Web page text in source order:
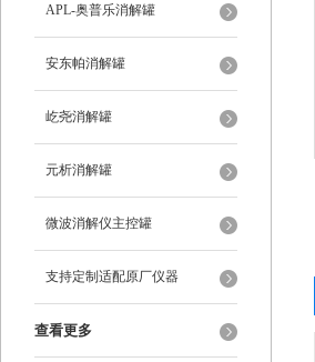
APL-奥普乐消解罐
安东帕消解罐
屹尧消解罐
元析消解罐
微波消解仪主控罐
支持定制适配原厂仪器
查看更多